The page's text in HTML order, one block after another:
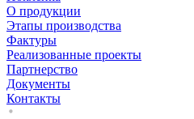
О продукции
Этапы производства
Фактуры
Реализованные проекты
Партнерство
Документы
Контакты